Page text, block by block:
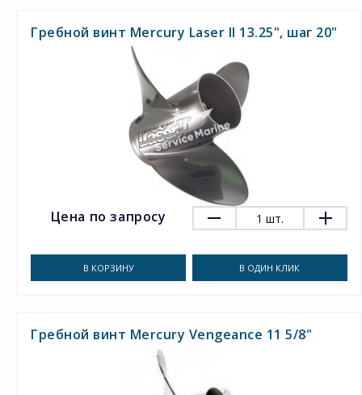
Гребной винт Mercury Laser II 13.25", шаг 20"
Цена по запросу 1 шт.
В КОРЗИНУ В ОДИН КЛИК
Гребной винт Mercury Vengeance 11 5/8"